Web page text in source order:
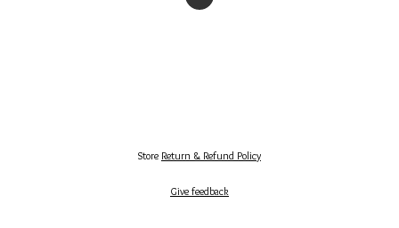
Store Return & Refund Policy
Give feedback